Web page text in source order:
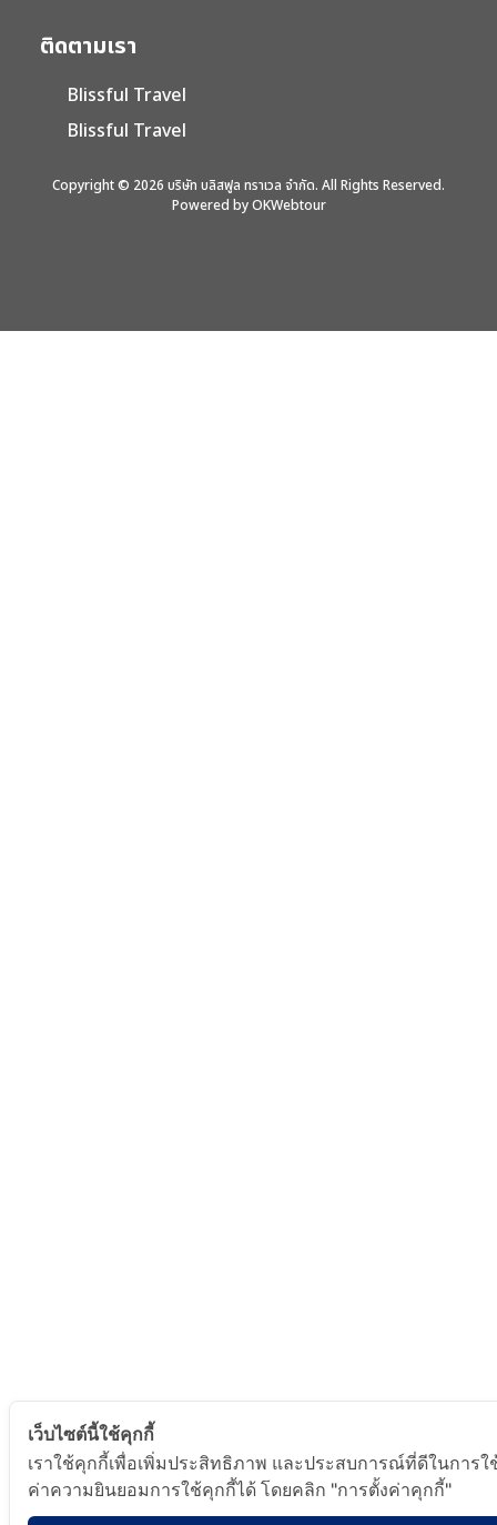
ติดตามเรา
Blissful Travel
Blissful Travel
Copyright © 2026 บริษัท บลิสฟูล ทราเวล จำกัด. All Rights Reserved.
Powered by OKWebtour
เว็บไซต์นี้ใช้คุกกี้
เราใช้คุกกี้เพื่อเพิ่มประสิทธิภาพ และประสบการณ์ที่ดีในการ
ค่าความยินยอมการใช้คุกกี้ได้ โดยคลิก "การตั้งค่าคุกกี้"